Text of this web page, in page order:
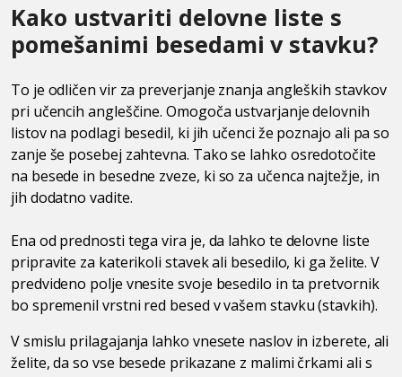
Kako ustvariti delovne liste s
pomešanimi besedami v stavku?
To je odličen vir za preverjanje znanja angleških stavkov
pri učencih angleščine. Omogoča ustvarjanje delovnih
listov na podlagi besedil, ki jih učenci že poznajo ali pa so
zanje še posebej zahtevna. Tako se lahko osredotočite
na besede in besedne zveze, ki so za učenca najtežje, in
jih dodatno vadite.
Ena od prednosti tega vira je, da lahko te delovne liste
pripravite za katerikoli stavek ali besedilo, ki ga želite. V
predvideno polje vnesite svoje besedilo in ta pretvornik
bo spremenil vrstni red besed v vašem stavku (stavkih).
V smislu prilagajanja lahko vnesete naslov in izberete, ali
želite, da so vse besede prikazane z malimi črkami ali s